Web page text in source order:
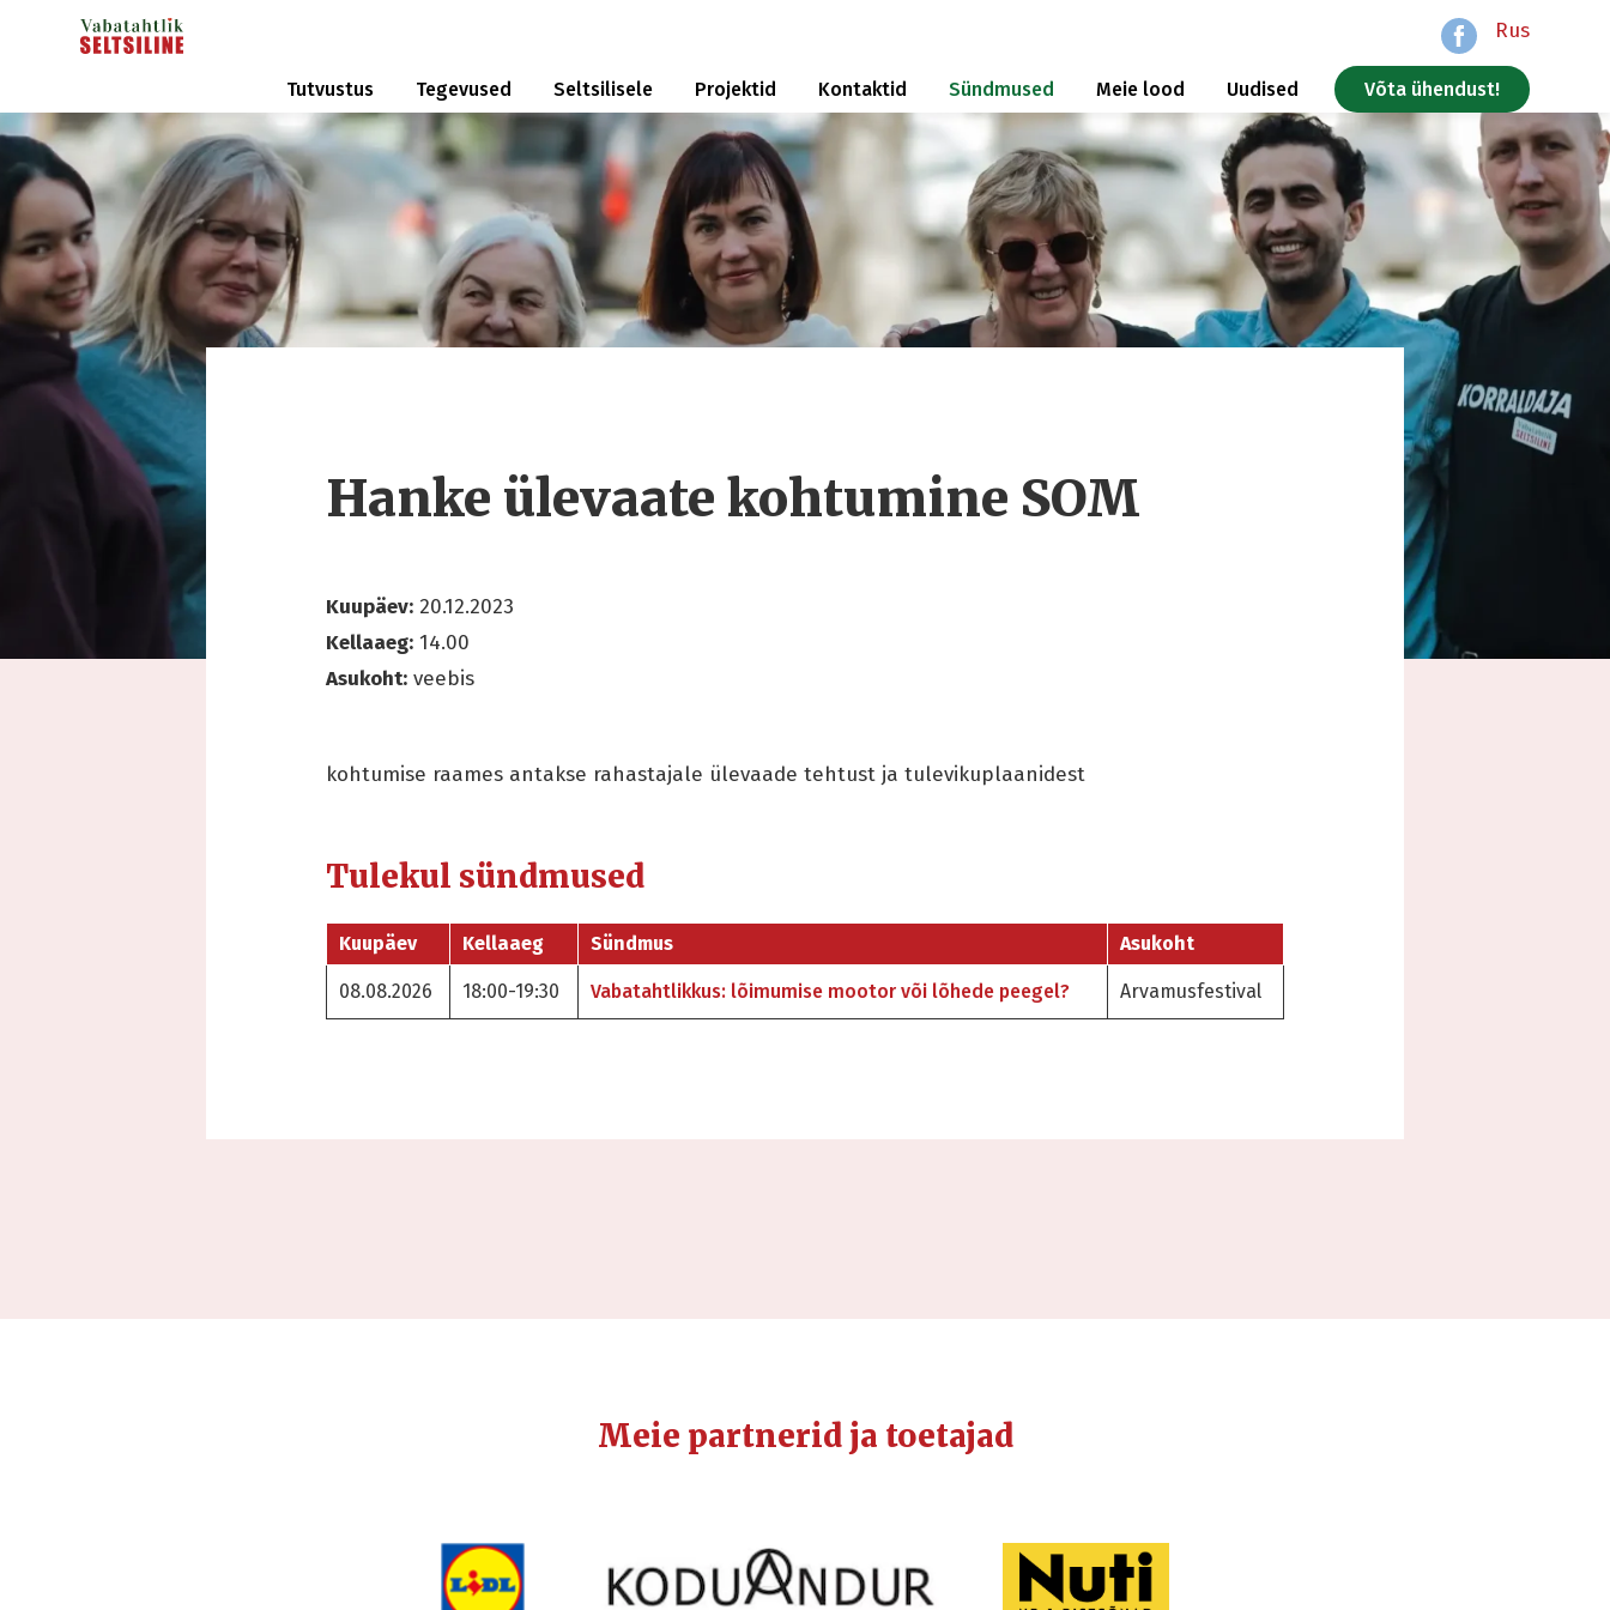
Rus
Tutvustus Tegevused Seltsilisele Projektid Kontaktid Sündmused Meie lood Uudised Võta ühendust!
Hanke ülevaate kohtumine SOM
Kuupäev: 20.12.2023
Kellaaeg: 14.00
Asukoht: veebis
kohtumise raames antakse rahastajale ülevaade tehtust ja tulevikuplaanidest
Tulekul sündmused
Kuupäev Kellaaeg Sündmus Asukoht
08.08.2026 18:00-19:30 Vabatahtlikkus: lõimumise mootor või lõhede peegel? Arvamusfestival
Meie partnerid ja toetajad